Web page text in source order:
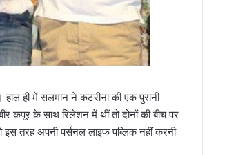
ही में सलमान ने कटरीना की एक पुरानी
कपूर के साथ रिलेशन में थीं तो दोनों की बीच पर
इस तरह अपनी पर्सनल लाइफ पब्लिक नहीं करनी